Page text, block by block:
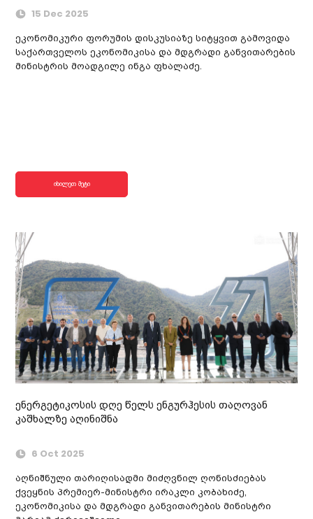
15 Dec 2025
ეკონომიკური ფორუმის დისკუსიაზე სიტყვით გამოვიდა
საქართველოს ეკონომიკისა და მდგრადი განვითარების
მინისტრის მოადგილე ინგა ფხალაძე.
იხილეთ მეტი
ენერგეტიკოსის დღე წელს ენგურჰესის თაღოვან
კაშხალზე აღინიშნა
6 Oct 2025
აღნიშნული თარიღისადმი მიძღვნილ ღონისძიებას
ქვეყნის პრემიერ-მინისტრი ირაკლი კობახიძე,
ეკონომიკისა და მდგრადი განვითარების მინისტრი